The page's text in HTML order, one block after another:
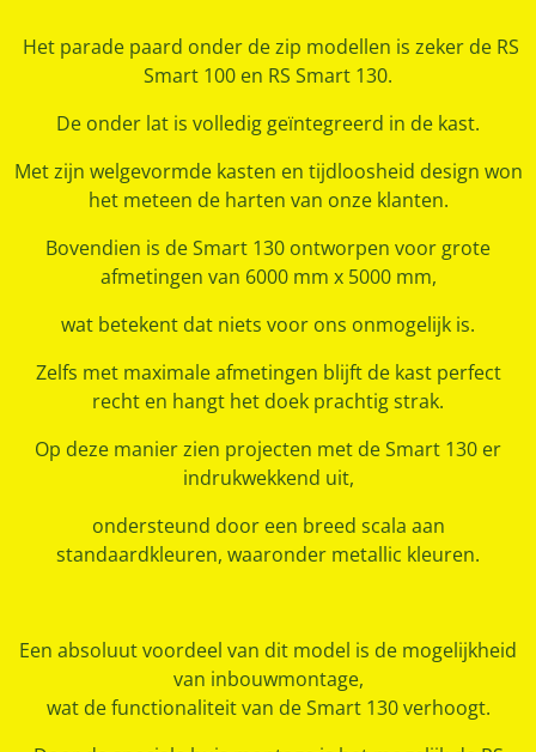
Het parade paard onder de zip modellen is zeker de RS
Smart 100 en RS Smart 130.
De onder lat is volledig geïntegreerd in de kast.
Met zijn welgevormde kasten en tijdloosheid design won
het meteen de harten van onze klanten.
Bovendien is de Smart 130 ontworpen voor grote
afmetingen van 6000 mm x 5000 mm,
wat betekent dat niets voor ons onmogelijk is.
Zelfs met maximale afmetingen blijft de kast perfect
recht en hangt het doek prachtig strak.
Op deze manier zien projecten met de Smart 130 er
indrukwekkend uit,
ondersteund door een breed scala aan
standaardkleuren, waaronder metallic kleuren.
Een absoluut voordeel van dit model is de mogelijkheid
van inbouwmontage,
wat de functionaliteit van de Smart 130 verhoogt.